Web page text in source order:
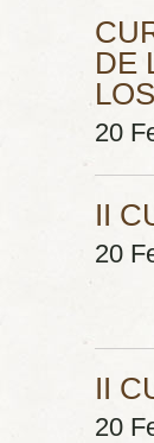
DE
20
II
20
II
20